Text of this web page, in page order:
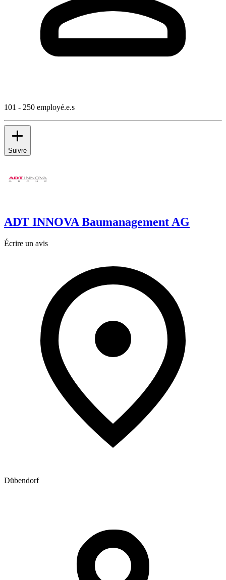
101 - 250 employé.e.s
Suivre
ADT INNOVA Baumanagement AG
Écrire un avis
Dübendorf